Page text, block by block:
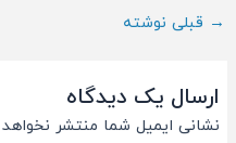
ناوبری
→قبلی نوشته
ارسال یک دیدگاه
نشانی ایمیل شما منتشر